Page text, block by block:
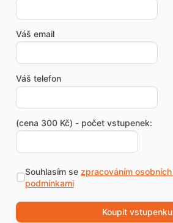
Váš email
Váš telefon
(cena 300 Kč) - počet vstupenek:
Souhlasím se zpracováním
podmínkami
Koupit vstupenku